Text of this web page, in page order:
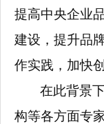
提高中央企业
建设，提升品
作实践，加快
在此背景
构等各方面专